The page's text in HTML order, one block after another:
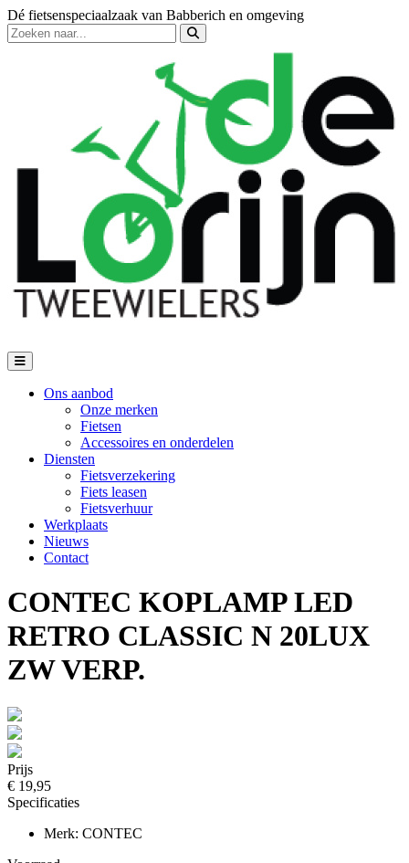
Dé fietsenspeciaalzaak van Babberich en omgeving
Ons aanbod
Onze merken
Fietsen
Accessoires en onderdelen
Diensten
Fietsverzekering
Fiets leasen
Fietsverhuur
Werkplaats
Nieuws
Contact
CONTEC KOPLAMP LED
RETRO CLASSIC N 20LUX
ZW VERP.
Prijs
€ 19,95
Specificaties
Merk: CONTEC